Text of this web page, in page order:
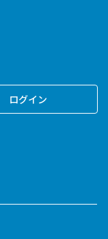
ログイン